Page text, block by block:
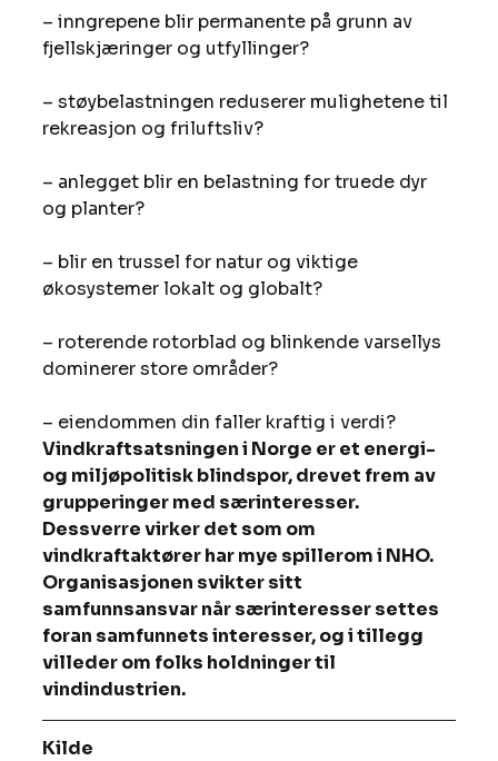
– inngrepene blir permanente på grunn av
fjellskjæringer og utfyllinger?
– støybelastningen reduserer mulighetene til
rekreasjon og friluftsliv?
– anlegget blir en belastning for truede dyr
og planter?
– blir en trussel for natur og viktige
økosystemer lokalt og globalt?
– roterende rotorblad og blinkende varsellys
dominerer store områder?
– eiendommen din faller kraftig i verdi?
Vindkraftsatsningen i Norge er et energi-
og miljøpolitisk blindspor, drevet frem av
grupperinger med særinteresser.
Dessverre virker det som om
vindkraftaktører har mye spillerom i NHO.
Organisasjonen svikter sitt
samfunnsansvar når særinteresser settes
foran samfunnets interesser, og i tillegg
villeder om folks holdninger til
vindindustrien.
Kilde